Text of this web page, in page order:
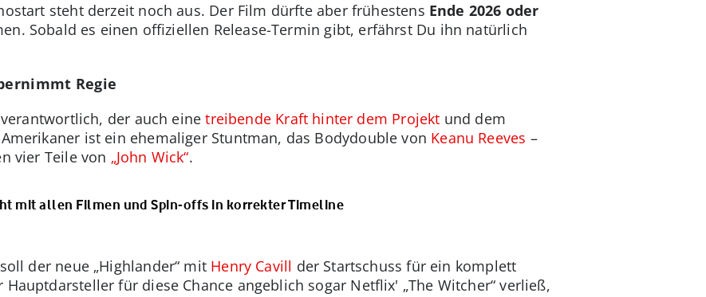
steht derzeit noch aus. Der Film dürfte aber frühestens Ende 2026 oder
Sobald es einen offiziellen Release-Termin gibt, erfährst Du ihn natürlich
Regie
der auch eine treibende Kraft hinter dem Projekt und dem
ist ein ehemaliger Stuntman, das Bodydouble von Keanu Reeves –
vier Teile von „John Wick“.
mit allen Filmen und Spin-offs in korrekter Timeline
der neue „Highlander“ mitHenry Cavill der Startschuss für ein komplett
Hauptdarsteller für diese Chance angeblich sogar Netflix' „The Witcher“ verließ,